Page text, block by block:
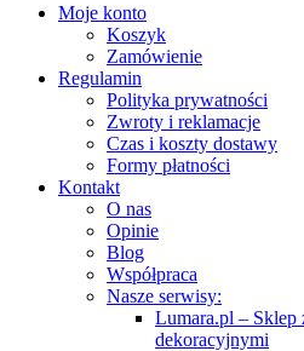
Moje konto
Koszyk
Zamówienie
Regulamin
Polityka prywatności
Zwroty i reklamacje
Czas i koszty dostawy
Formy płatności
Kontakt
O nas
Opinie
Blog
Współpraca
Nasze serwisy:
Lumara.pl –
dekoracyjnymi